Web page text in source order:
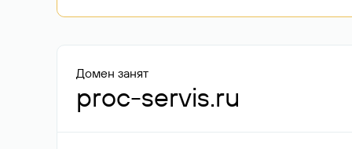
Домен занят
proc-servis.ru